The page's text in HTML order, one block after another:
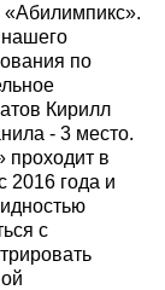
по
Кирилл
- 3 место.
проходит в
2016 года и
с